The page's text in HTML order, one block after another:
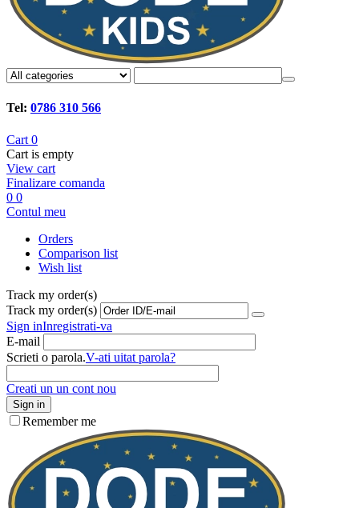
Tel: 0786 310 566
Cart 0
Cart is empty
View cart
Finalizare comanda
0 0
Contul meu
Orders
Comparison list
Wish list
Track my order(s)
Track my order(s)
Sign inInregistrati-va
E-mail
Scrieti o parola.V-ati uitat parola?
Creati un un cont nou
Sign in
Remember me